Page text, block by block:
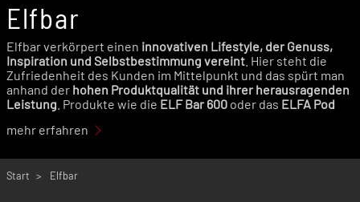
Elfbar
Elfbar verkörpert einen innovativen Lifestyle, der Genuss,
Inspiration und Selbstbestimmung vereint . Hier steht die
Zufriedenheit des Kunden im Mittelpunkt und das spürt man
anhand der hohen Produktqualität und ihrer herausragenden
Leistung . Produkte wie die ELF Bar 600 oder das ELFA Pod
Zigaretten. Mit dem Lighthouse Guardian Programm
Werde auch du zum Teil der Gemeinschaft und trage aktiv
dazu bei, eine bessere Welt zu schaffen.
mehr erfahren
Start Elfbar